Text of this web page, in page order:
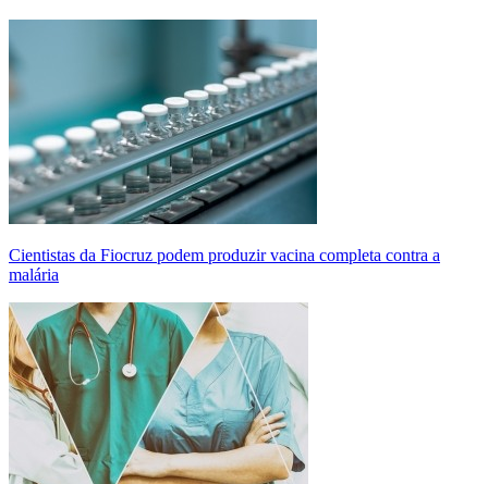
Cientistas da Fiocruz podem produzir vacina completa contra a
malária